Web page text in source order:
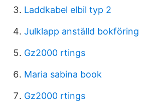
Laddkabel elbil typ 2
Julklapp anställd bokföring
Gz2000 rtings
Maria sabina book
Gz2000 rtings